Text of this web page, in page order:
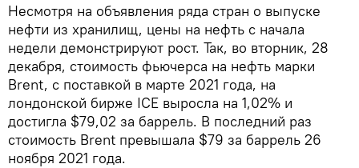
Несмотря на объявления ряда стран о выпуске
нефти из хранилищ, цены на нефть с начала
недели демонстрируют рост. Так, во вторник, 28
декабря, стоимость фьючерса на нефть марки
Brent, с поставкой в марте 2021 года, на
лондонской бирже ICE выросла на 1,02% и
достигла $79,02 за баррель. В последний раз
стоимость Brent превышала $79 за баррель 26
ноября 2021 года.